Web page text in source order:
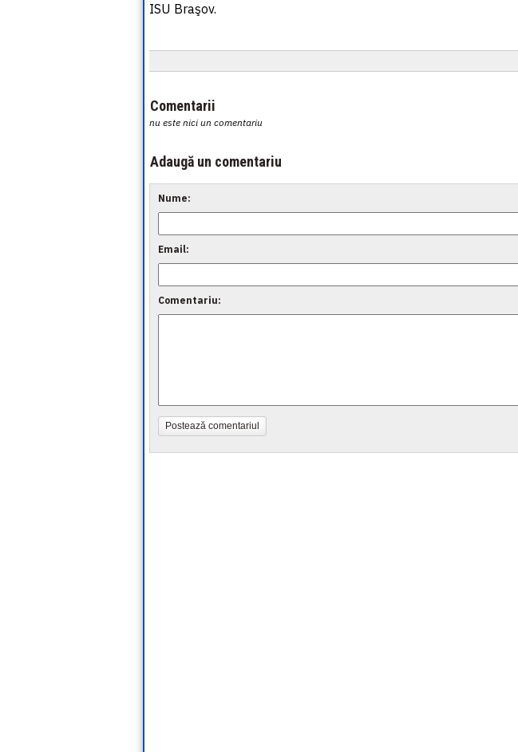
ISU Braşov.
Comentarii
nu este nici un comentariu
Adaugă un comentariu
Nume:
Email:
Comentariu:
Postează comentariul